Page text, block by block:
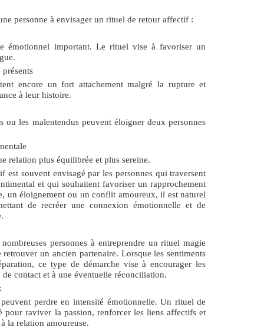
personne à envisager un rituel de retour affectif :
émotionnel important. Le rituel vise à favoriser un
encore un fort attachement malgré la rupture et
à leur histoire.
ou les malentendus peuvent éloigner deux personnes
relation plus équilibrée et plus sereine.
est souvent envisagé par les personnes qui traversent
et qui souhaitent favoriser un rapprochement
un éloignement ou un conflit amoureux, il est naturel
de recréer une connexion émotionnelle et de
personnes à entreprendre unrituel magie
retrouver un ancien partenaire. Lorsque les sentiments
ce type de démarche vise à encourager les
contact et à une éventuelle réconciliation.
perdre en intensité émotionnelle. Un rituel de
pour raviver la passion, renforcer les liens affectifs et
la relation amoureuse.